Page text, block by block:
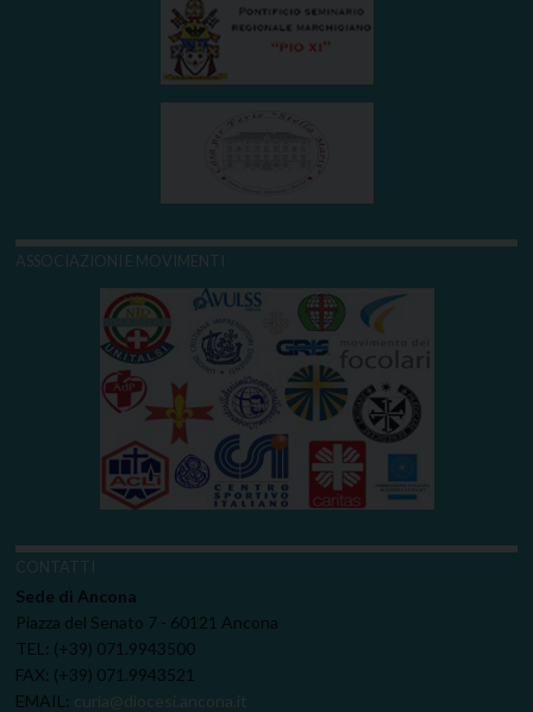
ASSOCIAZIONI E MOVIMENTI
CONTATTI
Sede di Ancona
Piazza del Senato 7 - 60121 Ancona
TEL: (+39) 071.9943500
FAX: (+39) 071.9943521
EMAIL: curia@diocesi.ancona.it